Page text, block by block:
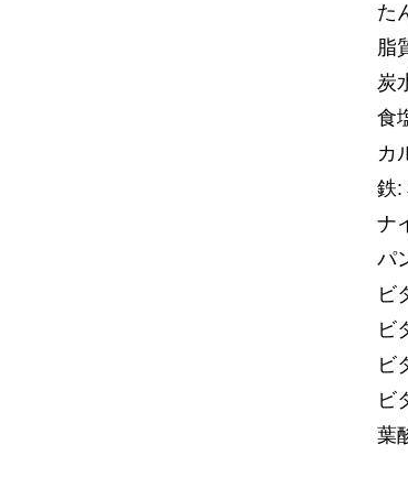
た
脂
炭
食
カ
鉄:
ナ
パ
ビ
ビ
ビ
ビ
葉